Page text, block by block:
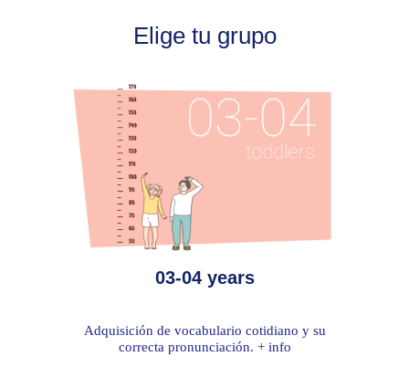
Elige tu grupo
03-04 years
Adquisición de vocabulario cotidiano y su
correcta pronunciación. + info